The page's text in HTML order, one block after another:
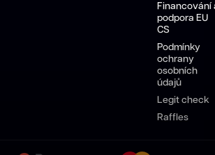
Financování
podpora EU
CS
Podmínky
ochrany
osobních
údajů
Legit check
Raffles